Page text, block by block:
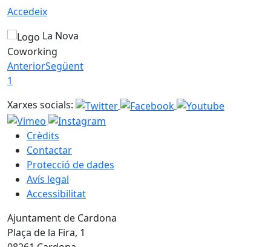
Accedeix
La Nova
Coworking
AnteriorSegüent
1
Xarxes socials:
Crèdits
Contactar
Protecció de dades
Avís legal
Accessibilitat
Ajuntament de Cardona
Plaça de la Fira, 1